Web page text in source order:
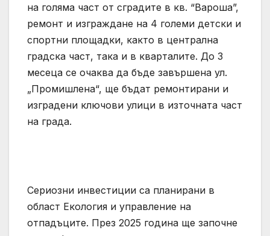
на голяма част от сградите в кв. “Вароша”,
ремонт и изграждане на 4 големи детски и
спортни площадки, както в централна
градска част, така и в кварталите. До 3
месеца се очаква да бъде завършена ул.
„Промишлена“, ще бъдат ремонтирани и
изградени ключови улици в източната част
на града.
Сериозни инвестиции са планирани в
област Екология и управление на
отпадъците. През 2025 година ще започне